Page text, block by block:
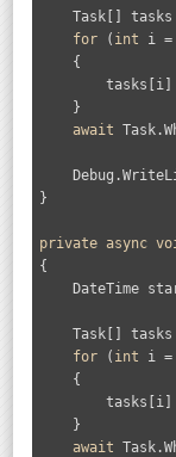
Task[] tasks
for ( int i
    {
    }
await
}
private async
{
DateTime
Task[] tasks
for ( int i
    {
    }
await